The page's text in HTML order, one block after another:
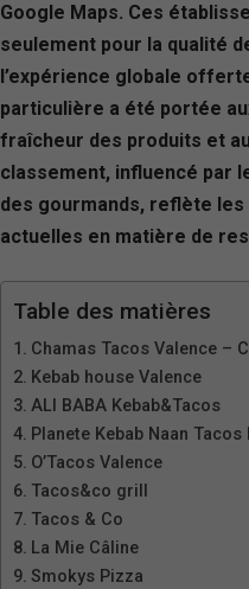
Google Maps. Ces
seulement pour la qualité
l’expérience globale
particulière a été portée
fraîcheur des produits et
classement, influencé par
des gourmands, reflète
actuelles en matière de
Table des matières
Chamas Tacos Valence –
Kebab house Valence
ALI BABA Kebab&Tacos
Planete Kebab Naan
O’Tacos Valence
Tacos&co grill
Tacos & Co
La Mie Câline
Smokys Pizza